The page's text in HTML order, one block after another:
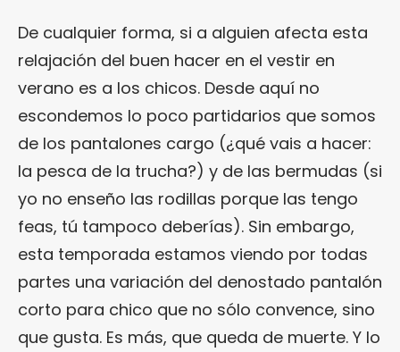
De cualquier forma, si a alguien afecta esta
relajación del buen hacer en el vestir en
verano es a los chicos. Desde aquí no
escondemos lo poco partidarios que somos
de los pantalones cargo (¿qué vais a hacer:
la pesca de la trucha?) y de las bermudas (si
yo no enseño las rodillas porque las tengo
feas, tú tampoco deberías). Sin embargo,
esta temporada estamos viendo por todas
partes una variación del denostado pantalón
corto para chico que no sólo convence, sino
que gusta. Es más, que queda de muerte. Y lo